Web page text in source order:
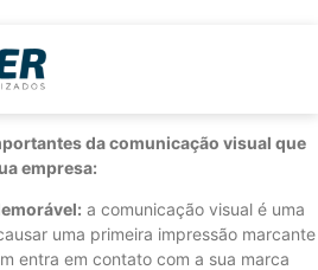
da comunicação visual que
empresa:
a comunicação visual é uma
uma primeira impressão marcante
entra em contato com a sua marca